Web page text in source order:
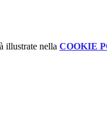
illustrate nella COOKIE